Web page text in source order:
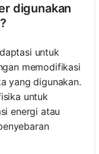
digunakan
untuk
memodifikasi
yang digunakan.
untuk
energi atau